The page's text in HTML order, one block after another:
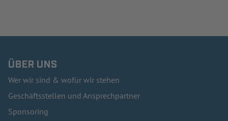
ÜBER UNS
Wer wir sind & wofür wir stehen
Geschäftsstellen und Ansprechpartner
Sponsoring